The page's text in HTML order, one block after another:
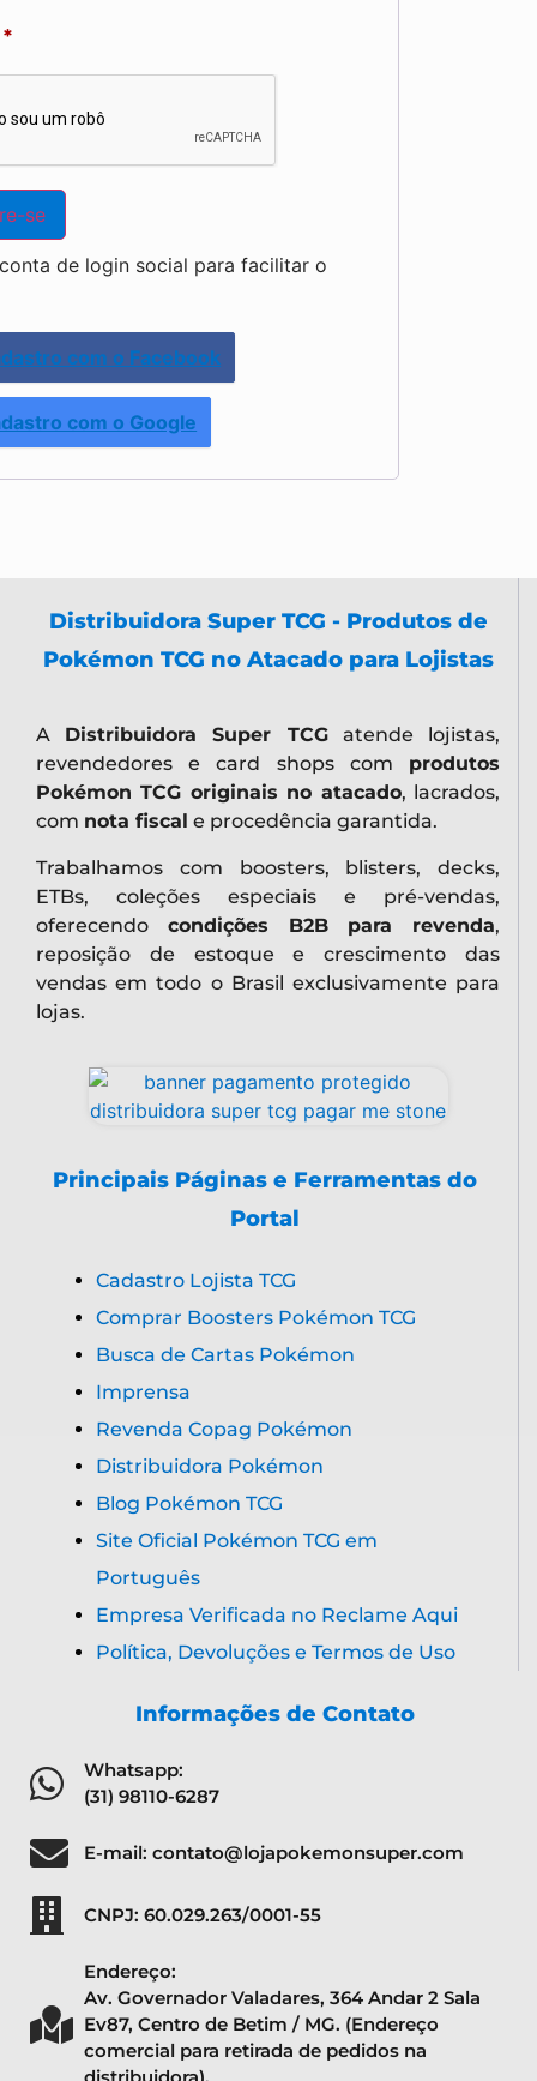
*
se
de login social para facilitar o
com o Facebook
com o Google
Distribuidora Super TCG - Produtos de
Pokémon TCG no Atacado para Lojistas
A Distribuidora Super TCGatende lojistas,
revendedores e card shops com produtos
Pokémon TCG originais no atacado, lacrados,
com nota fiscal e procedência garantida.
Trabalhamos com boosters, blisters, decks,
ETBs, coleções especiais e pré-vendas,
oferecendo condições B2B para revenda,
reposição de estoque e crescimento das
vendas em todo o Brasil exclusivamente para
lojas.
Principais Páginas e Ferramentas do
Portal
Cadastro Lojista TCG
Comprar Boosters Pokémon TCG
Busca de Cartas Pokémon
Imprensa
Revenda Copag Pokémon
Distribuidora Pokémon
Blog Pokémon TCG
Site Oficial Pokémon TCG em
Português
Empresa Verificada no Reclame Aqui
Política, Devoluções e Termos de Uso
Informações de Contato
Whatsapp:
(31) 98110-6287
E-mail: contato@lojapokemonsuper.com
CNPJ: 60.029.263/0001-55
Endereço:
Av. Governador Valadares, 364 Andar 2 Sala
Ev87, Centro de Betim / MG. (Endereço
comercial para retirada de pedidos na